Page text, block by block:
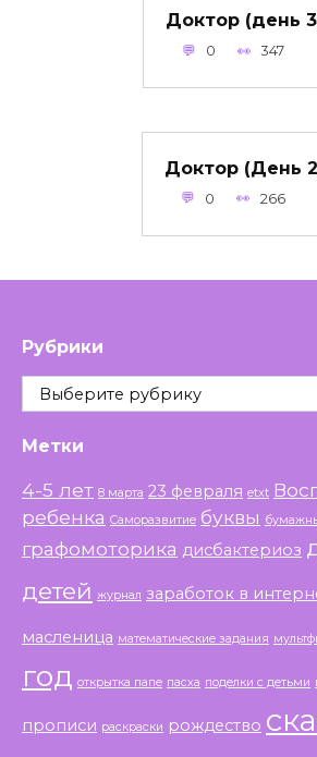
Доктор (день
0 347
Доктор (День
0 266
Рубрики
Рубрики
Метки
4-5 лет 8 марта 23 февраля etxt
ребенка Саморазвитие буквы
графомоторика дисбактериоз
детей журнал заработок в
масленица математические задания
год открытка папе пасха поделки с детьми
прописи раскраски рождество